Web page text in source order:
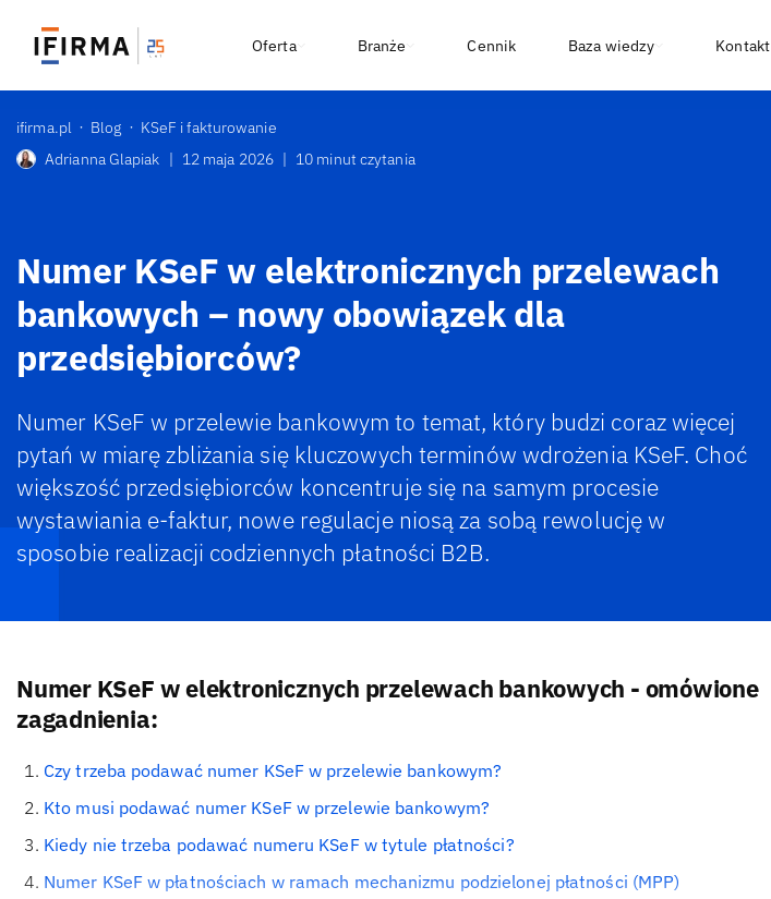
Oferta Branże Cennik Baza wiedzy Kontakt
ifirma.pl Blog
KSeF i fakturowanie
Adrianna Glapiak | 12 maja 2026 | 10 minut czytania
Numer KSeF w elektronicznych przelewach
bankowych – nowy obowiązek dla
przedsiębiorców?
Numer KSeF w przelewie bankowym to temat, który budzi coraz więcej
pytań w miarę zbliżania się kluczowych terminów wdrożenia KSeF. Choć
większość przedsiębiorców koncentruje się na samym procesie
wystawiania e-faktur, nowe regulacje niosą za sobą rewolucję w
sposobie realizacji codziennych płatności B2B.
Numer KSeF w elektronicznych przelewach bankowych - omówione
zagadnienia:
Czy trzeba podawać numer KSeF w przelewie bankowym?
Kto musi podawać numer KSeF w przelewie bankowym?
Kiedy nie trzeba podawać numeru KSeF w tytule płatności?
Numer KSeF w płatnościach w ramach mechanizmu podzielonej płatności (MPP)